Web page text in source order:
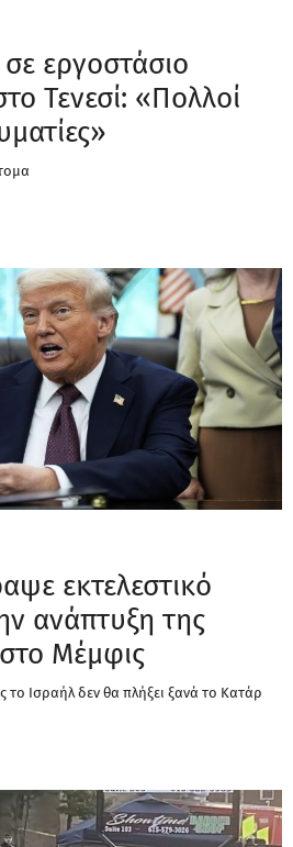
εργοστάσιο
Τενεσί: «Πολλοί
εκτελεστικό
ανάπτυξη της
Μέμφις
Ισραήλ δεν θα πλήξει ξανά το Κατάρ